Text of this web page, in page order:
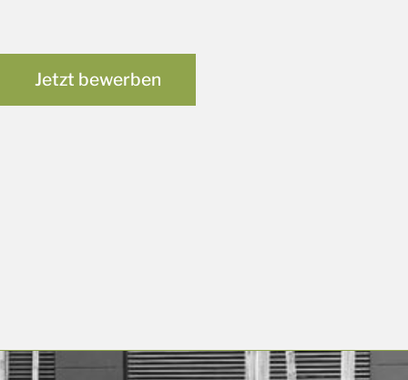
Jetzt bewerben